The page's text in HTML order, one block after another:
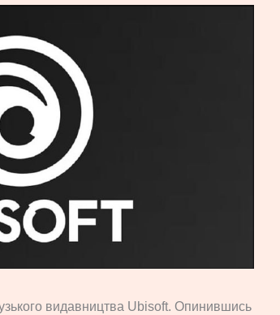
видавництва Ubisoft. Опинившись